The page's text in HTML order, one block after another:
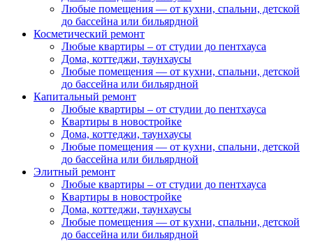
Любые помещения — от кухни, спальни, детской
до бассейна или бильярдной
Косметический ремонт
Любые квартиры – от студии до пентхауса
Дома, коттеджи, таунхаусы
Любые помещения — от кухни, спальни, детской
до бассейна или бильярдной
Капитальный ремонт
Любые квартиры – от студии до пентхауса
Квартиры в новостройке
Дома, коттеджи, таунхаусы
Любые помещения — от кухни, спальни, детской
до бассейна или бильярдной
Элитный ремонт
Любые квартиры – от студии до пентхауса
Квартиры в новостройке
Дома, коттеджи, таунхаусы
Любые помещения — от кухни, спальни, детской
до бассейна или бильярдной